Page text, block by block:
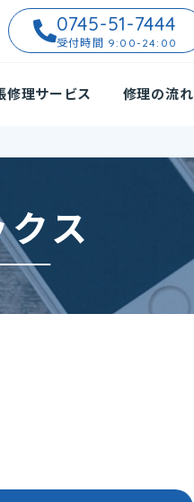
0745-51-7444
受付時間 9:00-24:00
修理サービス 修理の流れ
ス